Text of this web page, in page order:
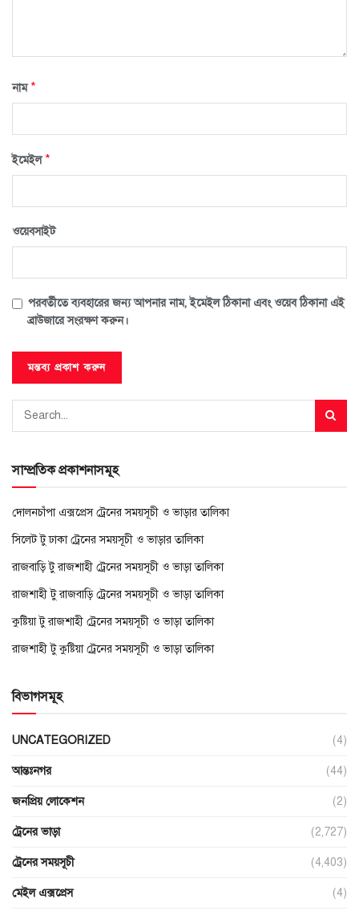
নাম*
ইমেইল*
ওয়েবসাইট
পরবর্তীতে ব্যবহারের জন্য আপনার নাম, ইমেইল ঠিকানা এবং ওয়েব ঠিকানা এই
ব্রাউজারে সংরক্ষণ করুন।
সাম্প্রতিক প্রকাশনাসমূহ
দোলনচাঁপা এক্সপ্রেস ট্রেনের সময়সূচী ও ভাড়ার তালিকা
সিলেট টু ঢাকা ট্রেনের সময়সূচী ও ভাড়ার তালিকা
রাজবাড়ি টু রাজশাহী ট্রেনের সময়সূচী ও ভাড়া তালিকা
রাজশাহী টু রাজবাড়ি ট্রেনের সময়সূচী ও ভাড়া তালিকা
কুষ্টিয়া টু রাজশাহী ট্রেনের সময়সূচী ও ভাড়া তালিকা
রাজশাহী টু কুষ্টিয়া ট্রেনের সময়সূচী ও ভাড়া তালিকা
বিভাগসমূহ
UNCATEGORIZED (4)
আন্তঃনগর (44)
জনপ্রিয় লোকেশন (2)
ট্রেনের ভাড়া (2,727)
ট্রেনের সময়সূচী (4,403)
মেইল এক্সপ্রেস (4)